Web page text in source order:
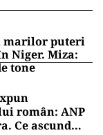
marilor puteri
Niger. Miza:
tone
român: ANP
Ce ascund